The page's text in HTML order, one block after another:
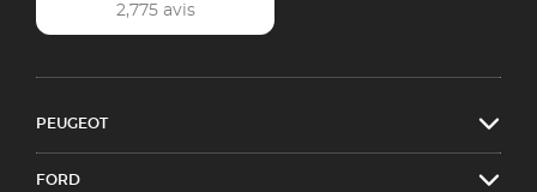
2,775 avis
PEUGEOT
FORD